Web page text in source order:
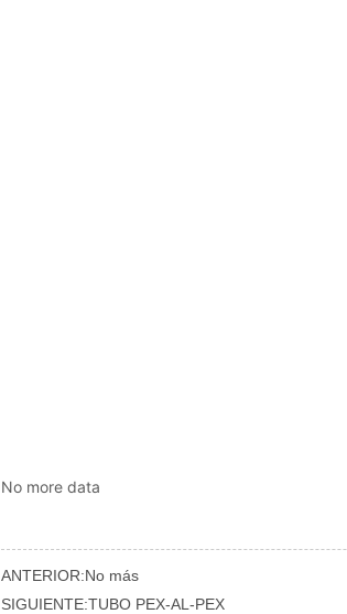
No more data
ANTERIOR:No más
SIGUIENTE:TUBO PEX-AL-PEX